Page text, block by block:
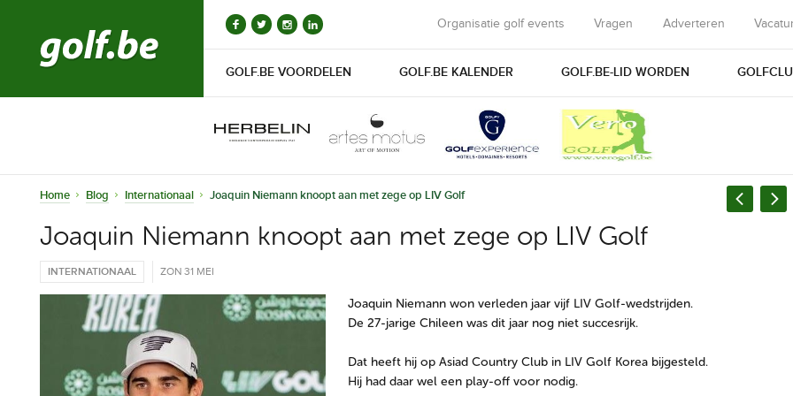
Organisatie golf events Vragen Adverteren
GOLF.BE VOORDELEN GOLF.BE KALENDER GOLF.BE-LID WORDEN
Home Blog Internationaal Joaquin Niemann knoopt aan met zege op LIV Golf
Joaquin Niemann knoopt aan met zege op LIV Golf
INTERNATIONAAL ZON 31 MEI
Joaquin Niemann won verleden jaar vijf LIV Golf-wedstrijden.
De 27-jarige Chileen was dit jaar nog niet succesrijk.
Dat heeft hij op Asiad Country Club in LIV Golf Korea bijgesteld.
Hij had daar wel een play-off voor nodig.